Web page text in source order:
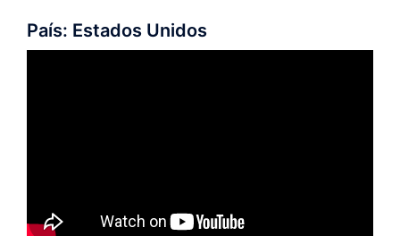
País: Estados Unidos